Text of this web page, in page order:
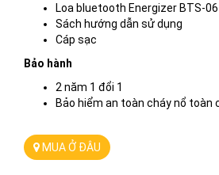
Loa bluetooth Energizer BTS-
Sách hướng dẫn sử dụng
Cáp sạc
Bảo hành
2 năm 1 đổi 1
Bảo hiểm an toàn cháy nổ toàn
MUA Ở ĐÂU